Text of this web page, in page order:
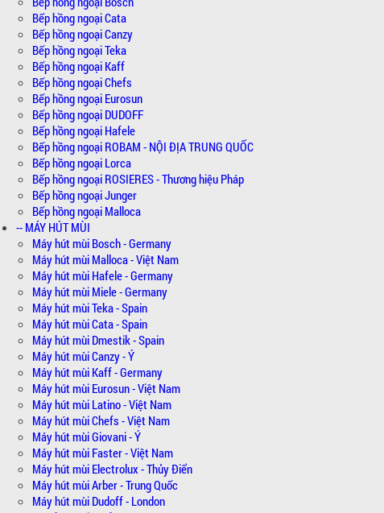
Bếp hồng ngoại Cata
Bếp hồng ngoại Canzy
Bếp hồng ngoại Teka
Bếp hồng ngoại Kaff
Bếp hồng ngoại Chefs
Bếp hồng ngoại Eurosun
Bếp hồng ngoại DUDOFF
Bếp hồng ngoại Hafele
Bếp hồng ngoại ROBAM - NỘI ĐỊA TRUNG QUỐC
Bếp hồng ngoại Lorca
Bếp hồng ngoại ROSIERES - Thương hiệu Pháp
Bếp hồng ngoại Junger
Bếp hồng ngoại Malloca
-- MÁY HÚT MÙI
Máy hút mùi Bosch - Germany
Máy hút mùi Malloca - Việt Nam
Máy hút mùi Hafele - Germany
Máy hút mùi Miele - Germany
Máy hút mùi Teka - Spain
Máy hút mùi Cata - Spain
Máy hút mùi Dmestik - Spain
Máy hút mùi Canzy - Ý
Máy hút mùi Kaff - Germany
Máy hút mùi Eurosun - Việt Nam
Máy hút mùi Latino - Việt Nam
Máy hút mùi Chefs - Việt Nam
Máy hút mùi Giovani - Ý
Máy hút mùi Faster - Việt Nam
Máy hút mùi Electrolux - Thủy Điển
Máy hút mùi Arber - Trung Quốc
Máy hút mùi Dudoff - London